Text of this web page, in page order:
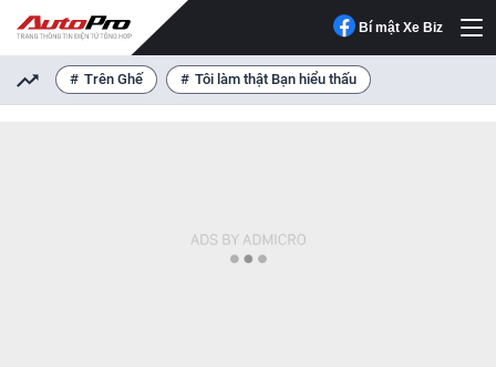
Bí mật Xe Biz
Trên Ghế Tôi làm thật Bạn hiểu thấu